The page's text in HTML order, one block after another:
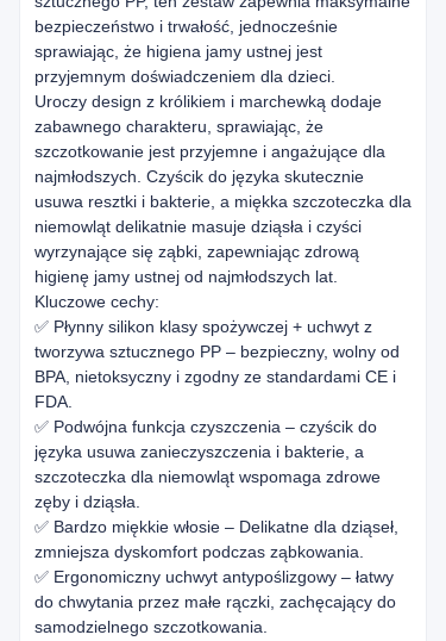
bezpieczeństwo i trwałość, jednocześnie
sprawiając, że higiena jamy ustnej jest
przyjemnym doświadczeniem dla dzieci.
Uroczy design z królikiem i marchewką dodaje
zabawnego charakteru, sprawiając, że
szczotkowanie jest przyjemne i angażujące dla
najmłodszych. Czyścik do języka skutecznie
usuwa resztki i bakterie, a miękka szczoteczka dla
niemowląt delikatnie masuje dziąsła i czyści
wyrzynające się ząbki, zapewniając zdrową
higienę jamy ustnej od najmłodszych lat.
Kluczowe cechy:
✅ Płynny silikon klasy spożywczej + uchwyt z
tworzywa sztucznego PP – bezpieczny, wolny od
BPA, nietoksyczny i zgodny ze standardami CE i
FDA.
✅ Podwójna funkcja czyszczenia – czyścik do
języka usuwa zanieczyszczenia i bakterie, a
szczoteczka dla niemowląt wspomaga zdrowe
zęby i dziąsła.
✅ Bardzo miękkie włosie – Delikatne dla dziąseł,
zmniejsza dyskomfort podczas ząbkowania.
✅ Ergonomiczny uchwyt antypoślizgowy – łatwy
do chwytania przez małe rączki, zachęcający do
samodzielnego szczotkowania.